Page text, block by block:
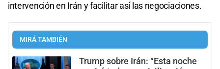
intervención en Irán y facilitar así las negociaciones.
MIRÁ TAMBIÉN
Trump sobre Irán: “Esta noche